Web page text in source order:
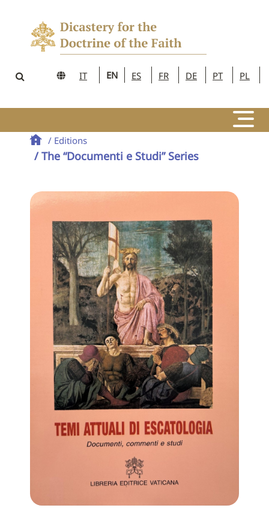
IT EN ES FR DE PT PL
/ Editions
/ The “Documenti e Studi” Series